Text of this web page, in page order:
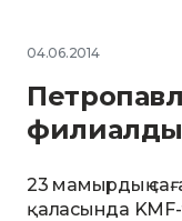
04.06.2014
23 мамырдың
қаласында KMF-